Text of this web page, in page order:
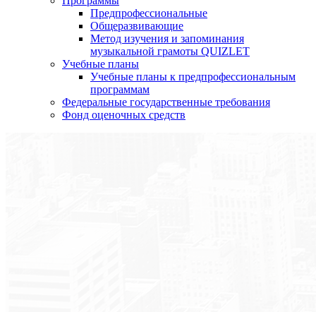
Предпрофессиональные
Общеразвивающие
Метод изучения и запоминания
музыкальной грамоты QUIZLET
Учебные планы
Учебные планы к предпрофессиональным
программам
Федеральные государственные требования
Фонд оценочных средств